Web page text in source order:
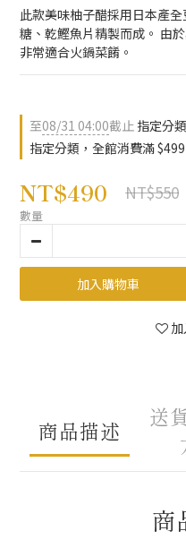
此款美味柚子醋採用日本產
糖、乾鰹魚片精製而成。 由
非常適合火鍋菜餚。
至08/31 04:00截止 指定分
指定分類，全館消費滿
NT$490 NT$550
數量
加入購物車
商品描述
送
商